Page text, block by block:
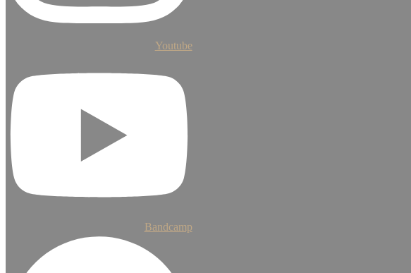
Youtube
Bandcamp